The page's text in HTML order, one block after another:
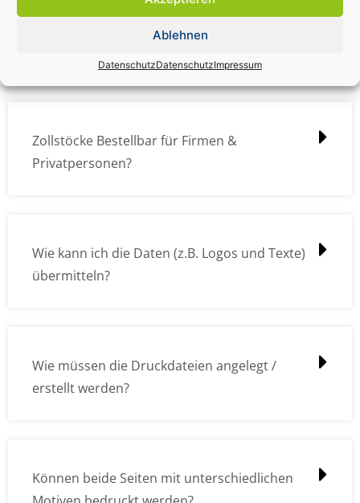
Ablehnen
DatenschutzDatenschutzImpressum
Zollstock Druckdatencheck / Profidatencheck
Zollstöcke Bestellbar für Firmen &
Privatpersonen?
Wie kann ich die Daten (z.B. Logos und Texte)
übermitteln?
Wie müssen die Druckdateien angelegt /
erstellt werden?
Können beide Seiten mit unterschiedlichen